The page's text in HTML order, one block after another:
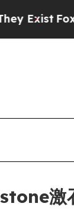
Fox News
激